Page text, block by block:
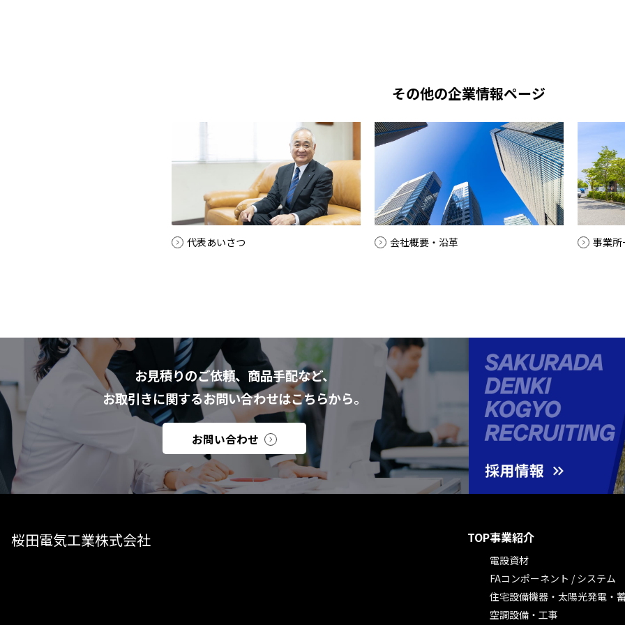
その他の企業情報ページ
代表あいさつ 会社概要・沿革 事業所
お見積りのご依頼、商品手配など、
お取引きに関するお問い合わせはこちらから。
お問い合わせ
桜田電気工業株式会社 TOP事業紹介
電設資材
FAコンポーネント / システム
住宅設備機器・太陽光発電・
空調設備・工事